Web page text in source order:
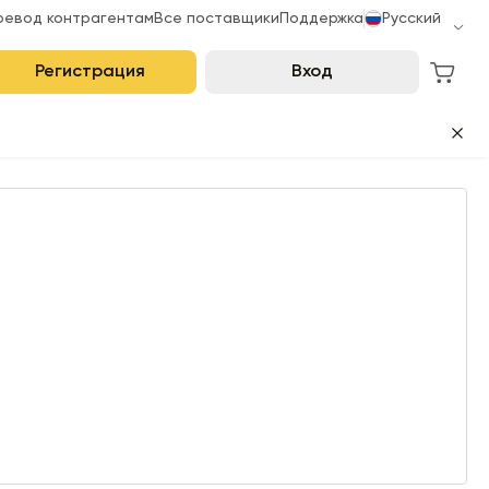
контрагентам Все поставщики Поддержка Русский
Регистрация Вход